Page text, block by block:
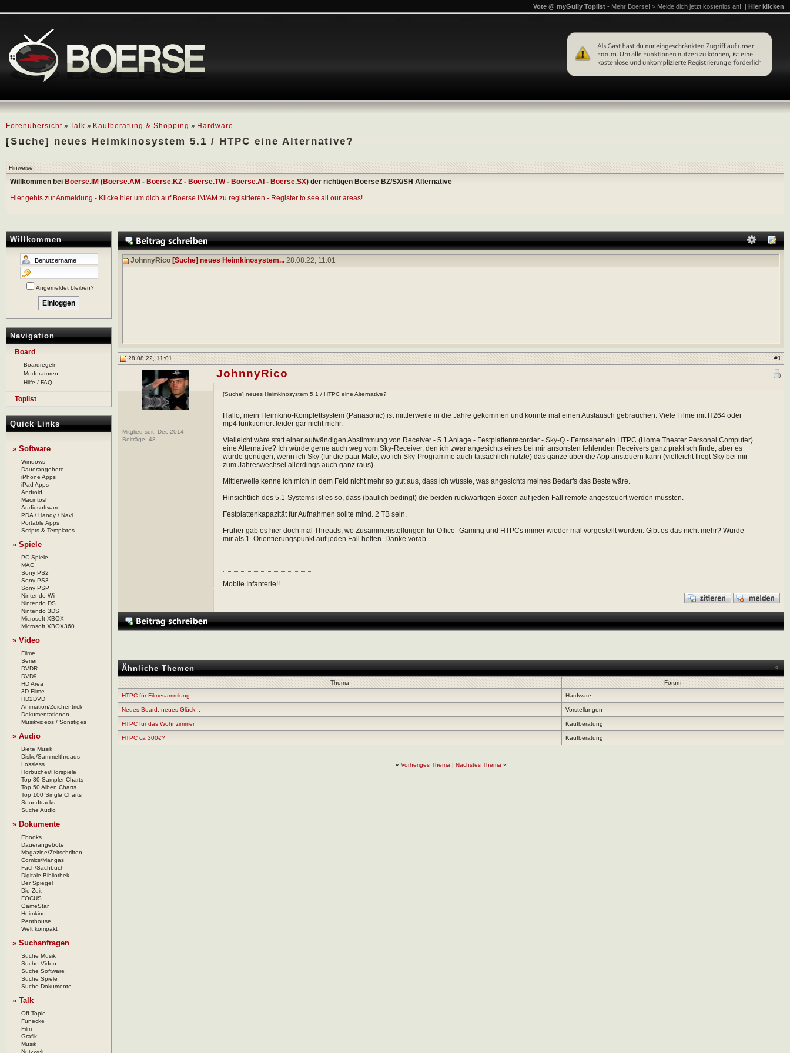
Forenübersicht » Talk » Kaufberatung & Shopping » Hardware
[Suche] neues Heimkinosystem 5.1 / HTPC eine Alternative?
Vote @ myGully Toplist - Mehr Boerse! > Melde dich jetzt kostenlos an! | Hier klicken
Hinweise
Willkommen bei Boerse.IM (Boerse.AM - Boerse.KZ - Boerse.TW- Boerse.AI - Boerse.SX) der richtigen Boerse BZ/SX/SH Alternative
Hier gehts zur Anmeldung - Klicke hier um dich auf Boerse.IM/AM zu registrieren - Register to see all our areas!
Willkommen
Angemeldet bleiben?
Navigation
Board
Boardregeln
Moderatoren
Hilfe / FAQ
Toplist
Quick Links
» Software
Windows
Dauerangebote
iPhone Apps
iPad Apps
Android
Macintosh
Audiosoftware
PDA / Handy / Navi
Portable Apps
Scripts & Templates
» Spiele
PC-Spiele
MAC
Sony PS2
Sony PS3
Sony PSP
Nintendo Wii
Nintendo DS
Nintendo 3DS
Microsoft XBOX
Microsoft XBOX360
» Video
Filme
Serien
DVDR
DVD9
HD Area
3D Filme
HD2DVD
Animation/Zeichentrick
Dokumentationen
Musikvideos / Sonstiges
» Audio
Biete Musik
Disko/Sammelthreads
Lossless
Hörbücher/Hörspiele
Top 30 Sampler Charts
Top 50 Alben Charts
Top 100 Single Charts
Soundtracks
Suche Audio
» Dokumente
Ebooks
Dauerangebote
Magazine/Zeitschriften
Comics/Mangas
Fach/Sachbuch
Digitale Bibliothek
Der Spiegel
Die Zeit
FOCUS
GameStar
Heimkino
Penthouse
Welt kompakt
» Suchanfragen
Suche Musik
Suche Video
Suche Software
Suche Spiele
Suche Dokumente
» Talk
Off Topic
Funecke
Film
Grafik
Musik
JohnnyRico [Suche] neues Heimkinosystem... 28.08.22, 11:01
28.08.22, 11:01 #1
Mitglied seit: Dec 2014
Beiträge: 48
JohnnyRico
[Suche] neues Heimkinosystem 5.1 / HTPC eine Alternative?
Hallo, mein Heimkino-Komplettsystem (Panasonic) ist mittlerweile in die Jahre gekommen und könnte mal einen Austausch gebrauchen. Viele Filme mit H264 oder
mp4 funktioniert leider gar nicht mehr.
Vielleicht wäre statt einer aufwändigen Abstimmung von Receiver - 5.1 Anlage - Festplattenrecorder - Sky-Q - Fernseher ein HTPC (Home Theater Personal Computer)
eine Alternative? Ich würde gerne auch weg vom Sky-Receiver, den ich zwar angesichts eines bei mir ansonsten fehlenden Receivers ganz praktisch finde, aber es
würde genügen, wenn ich Sky (für die paar Male, wo ich Sky-Programme auch tatsächlich nutzte) das ganze über die App ansteuern kann (vielleicht fliegt Sky bei mir
zum Jahreswechsel allerdings auch ganz raus).
Mittlerweile kenne ich mich in dem Feld nicht mehr so gut aus, dass ich wüsste, was angesichts meines Bedarfs das Beste wäre.
Hinsichtlich des 5.1-Systems ist es so, dass (baulich bedingt) die beiden rückwärtigen Boxen auf jeden Fall remote angesteuert werden müssten.
Festplattenkapazität für Aufnahmen sollte mind. 2 TB sein.
Früher gab es hier doch mal Threads, wo Zusammenstellungen für Office- Gaming und HTPCs immer wieder mal vorgestellt wurden. Gibt es das nicht mehr? Würde
mir als 1. Orientierungspunkt auf jeden Fall helfen. Danke vorab.
Mobile Infanterie!!
Ähnliche Themen
Thema
Forum
HTPC für Filmesammlung
Hardware
Neues Board, neues Glück... Vorstellungen
HTPC für das Wohnzimmer Kaufberatung
HTPC ca 300€? Kaufberatung
« Vorheriges Thema| Nächstes Thema »